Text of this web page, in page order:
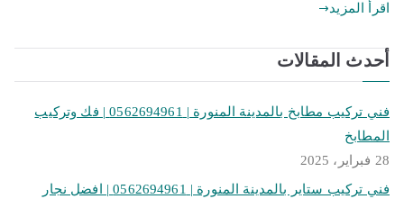
اقرأ المزيد
أحدث المقالات
فني تركيب مطابخ بالمدينة المنورة | 0562694961 | فك وتركيب
المطابخ
28 فبراير، 2025
فني تركيب ستاير بالمدينة المنورة | 0562694961 | افضل نجار